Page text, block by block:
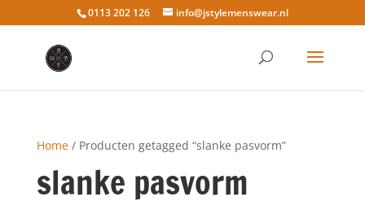
0113 202 126 info@jstylemenswear.nl
Home/ Producten getagged “slanke pasvorm”
slanke pasvorm